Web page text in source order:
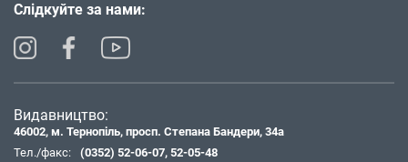
Слідкуйте за нами:
Видавництво:
46002, м. Тернопіль, просп. Степана Бандери, 34а
Тел./факс:
(0352) 52-06-07, 52-05-48